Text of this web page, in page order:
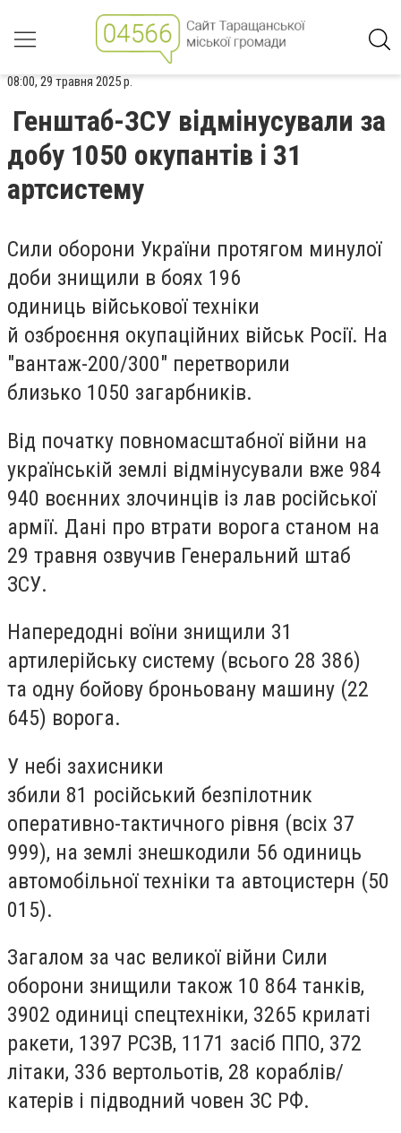
08:00, 29 травня 2025 р.
Генштаб-ЗСУ відмінусували за
добу 1050 окупантів і 31
артсистему
Сили оборони України протягом минулої
доби знищили в боях 196
одиниць військовоїтехніки
й озброєння окупаційних військ Росії. На
"вантаж-200/300" перетворили
близько 1050 загарбників.
Від початку повномасштабної війни на
українській землі відмінусували вже 984
940 воєнних злочинців із лав російської
армії. Дані про втрати ворога станом на
29 травня озвучив Генеральний штаб
ЗСУ.
Напередодні воїни знищили 31
артилерійську систему (всього 28 386)
та одну бойову броньовану машину (22
645) ворога.
У небі захисники
збили 81 російський безпілотник
оперативно-тактичного рівня (всіх 37
999), на землі знешкодили 56 одиниць
автомобільної техніки та автоцистерн (50
015).
Загалом за час великої війни Сили
оборони знищили також 10 864 танків,
3902 одиниці спецтехніки, 3265 крилаті
ракети, 1397 РСЗВ, 1171 засіб ППО, 372
літаки, 336 вертольотів, 28 кораблів/
катерів і підводний човен ЗС РФ.